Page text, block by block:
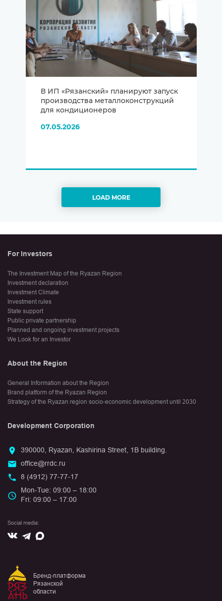
В ИП «Рязанский» планируют запуск
производства металлоконструкций
для кондиционеров
07.05.2026
LOAD MORE
For Investors
The Investment Map of the Ryazan Region
Investment declaration
Investment Climate
Investment rules
State support
Public private partnership
Planned and ongoing investment projects
We Look for an Investor
About the Region
General Information about the Region
Brand platform of the Ryazan Region
Strategy of the Ryazan region socio-economic development until 2030
Development Corporation
390000, Ryazan, Kashirina Street, 1B building.
office@rrdc.ru
8 (4912) 77-77-17
Mon-Tue: 09:00 – 18:00
Fri: 09:00 – 17:00
Social media:
Вконтакте
Telegram
Max
Бренд-платформа
Рязанской
области